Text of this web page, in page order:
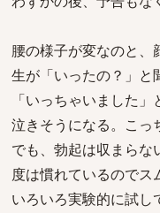
腰の様子が変なのと
生が「いったの？」と
「いっちゃいました
泣きそうになる。こっ
でも、勃起は収まらな
度は慣れているのでス
いろいろ実験的に試し